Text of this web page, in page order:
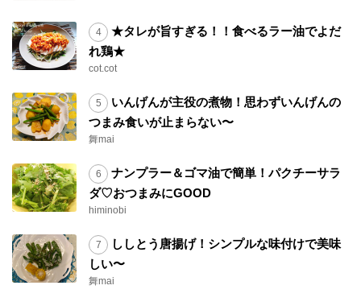
★タレが旨すぎる！！食べるラー油でよだ
れ鶏★
cot.cot
いんげんが主役の煮物！思わずいんげんの
つまみ食いが止まらない〜
舞mai
ナンプラー＆ゴマ油で簡単！パクチーサラ
ダ♡おつまみにGOOD
himinobi
ししとう唐揚げ！シンプルな味付けで美味
しい〜
舞mai